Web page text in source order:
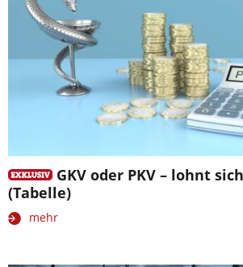
GKV oder PKV – lohnt
(Tabelle)
mehr